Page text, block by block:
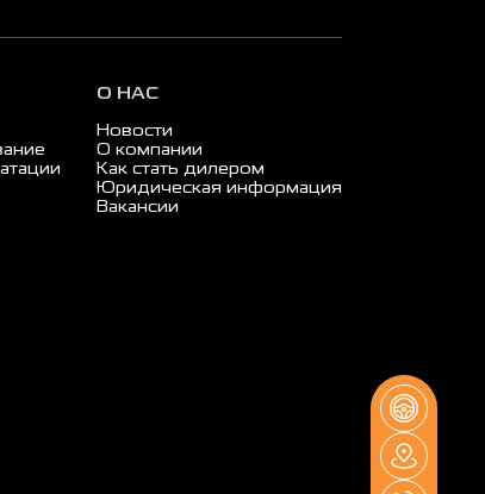
О НАС
Новости
О компании
Как стать дилером
Юридическая информация
Вакансии